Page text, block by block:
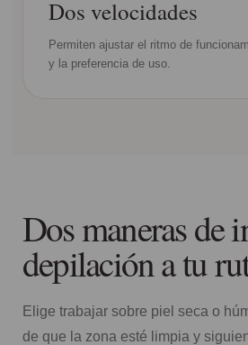
Dos velocidades
Permiten ajustar el ritmo de
y la preferencia de uso.
Dos maneras de
depilación a tu
Elige trabajar sobre piel seca o
de que la zona esté limpia y